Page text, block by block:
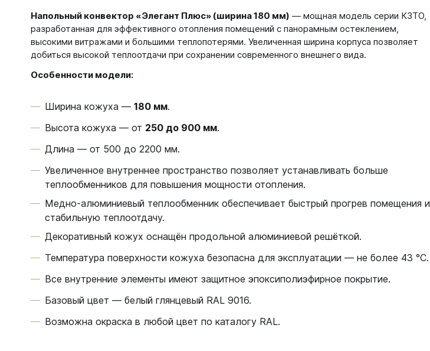
Напольный конвектор «Элегант Плюс» (ширина 180 мм) — мощная модель серии КЗТО,
разработанная для эффективного отопления помещений с панорамным остеклением,
высокими витражами и большими теплопотерями. Увеличенная ширина корпуса позволяет
добиться высокой теплоотдачи при сохранении современного внешнего вида.
Особенности модели:
Ширина кожуха — 180 мм.
Высота кожуха — от 250 до 900 мм.
Длина — от 500 до 2200 мм.
Увеличенное внутреннее пространство позволяет устанавливать больше
теплообменников для повышения мощности отопления.
Медно-алюминиевый теплообменник обеспечивает быстрый прогрев помещения и
стабильную теплоотдачу.
Декоративный кожух оснащён продольной алюминиевой решёткой.
Температура поверхности кожуха безопасна для эксплуатации — не более 43 °С.
Все внутренние элементы имеют защитное эпоксиполиэфирное покрытие.
Базовый цвет — белый глянцевый RAL 9016.
Возможна окраска в любой цвет по каталогу RAL.